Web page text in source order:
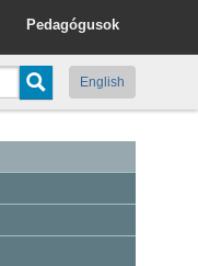
Pedagógusok
English